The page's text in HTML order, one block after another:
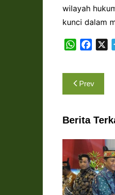
wilayah
kunci dalam
W
t
p
p
o
k
Navigasi
pos
Prev
Berita